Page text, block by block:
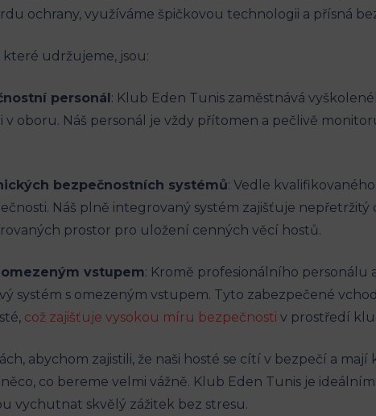
ochrany, využíváme špičkovou technologii a přísná
udržujeme, jsou:
personál: Klub Eden Tunis zaměstnává
v oboru. Náš personál je vždy přítomen a pečlivě
bezpečnostních systémů: Vedle
Náš plně integrovaný systém zajišťuje
prostor pro uložení cenných věcí hostů.
vstupem: Kromě profesionálního
systém s omezeným vstupem. Tyto zabezpečené
což zajišťuje vysokou míru bezpečnosti v prostředí
abychom zajistili, že naši hosté se cítí v bezpečí a
co bereme velmi vážně. Klub Eden Tunis je
vychutnat skvělý zážitek bez stresu.